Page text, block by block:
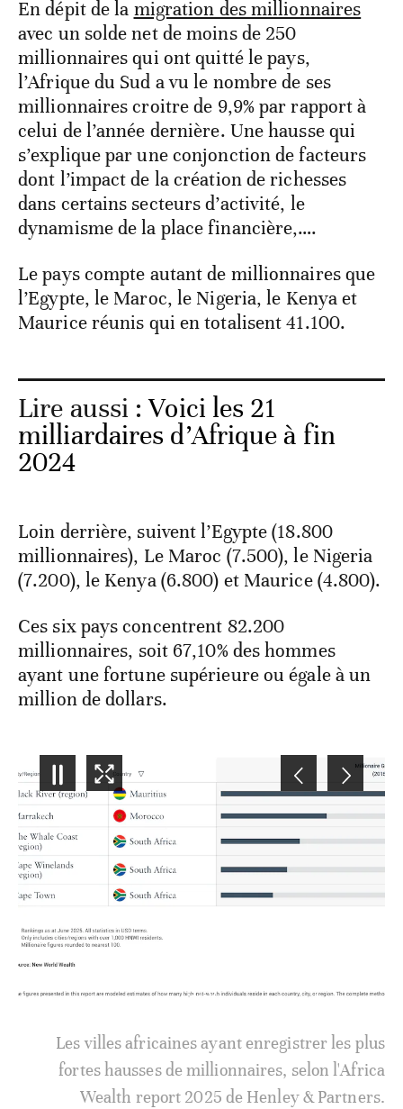
En dépit de la migration des millionnaires
avec un solde net de moins de 250
millionnaires qui ont quitté le pays,
l’Afrique du Sud a vu le nombre de ses
millionnaires croitre de 9,9% par rapport à
celui de l’année dernière. Une hausse qui
s’explique par une conjonction de facteurs
dont l’impact de la création de richesses
dans certains secteurs d’activité, le
dynamisme de la place financière,….
Le pays compte autant de millionnaires que
l’Egypte, le Maroc, le Nigeria, le Kenya et
Maurice réunis qui en totalisent 41.100.
Lire aussi :Voici les 21
milliardaires d’Afrique à fin
2024
Loin derrière, suivent l’Egypte (18.800
millionnaires), Le Maroc (7.500), le Nigeria
(7.200), le Kenya (6.800) et Maurice (4.800).
Ces six pays concentrent 82.200
millionnaires, soit 67,10% des hommes
ayant une fortune supérieure ou égale à un
million de dollars.
3/6
Les villes africaines ayant enregistrer les plus
fortes hausses de millionnaires, selon l'Africa
Wealth report 2025 de Henley & Partners.